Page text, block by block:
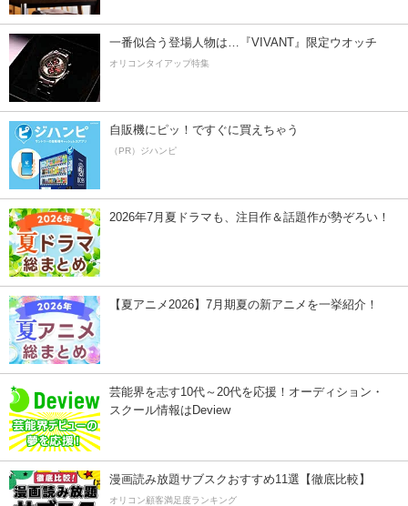
一番似合う登場人物は…『VIVANT』限定ウオッチ
オリコンタイアップ特集
自販機にピッ！ですぐに買えちゃう
（PR）ジハンピ
2026年7月夏ドラマも、注目作＆話題作が勢ぞろい！
【夏アニメ2026】7月期夏の新アニメを一挙紹介！
芸能界を志す10代～20代を応援！オーディション・
スクール情報はDeview
漫画読み放題サブスクおすすめ11選【徹底比較】
オリコン顧客満足度ランキング